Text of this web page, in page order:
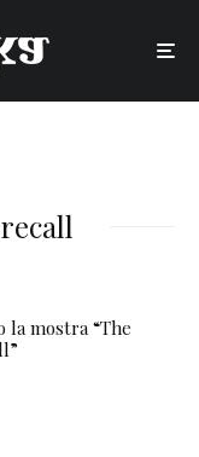
la mostra “The